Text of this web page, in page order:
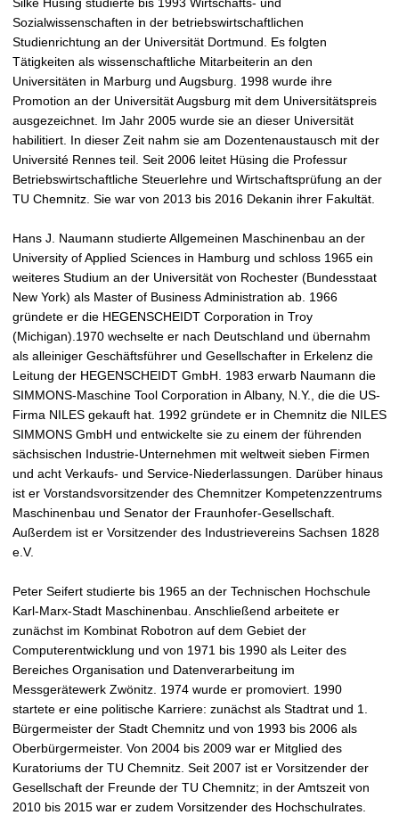
Silke Hüsing studierte bis 1993 Wirtschafts- und
Sozialwissenschaften in der betriebswirtschaftlichen
Studienrichtung an der Universität Dortmund. Es folgten
Tätigkeiten als wissenschaftliche Mitarbeiterin an den
Universitäten in Marburg und Augsburg. 1998 wurde ihre
Promotion an der Universität Augsburg mit dem Universitätspreis
ausgezeichnet. Im Jahr 2005 wurde sie an dieser Universität
habilitiert. In dieser Zeit nahm sie am Dozentenaustausch mit der
Université Rennes teil. Seit 2006 leitet Hüsing die Professur
Betriebswirtschaftliche Steuerlehre und Wirtschaftsprüfung an der
TU Chemnitz. Sie war von 2013 bis 2016 Dekanin ihrer Fakultät.
Hans J. Naumann studierte Allgemeinen Maschinenbau an der
University of Applied Sciences in Hamburg und schloss 1965 ein
weiteres Studium an der Universität von Rochester (Bundesstaat
New York) als Master of Business Administration ab. 1966
gründete er die HEGENSCHEIDT Corporation in Troy
(Michigan).1970 wechselte er nach Deutschland und übernahm
als alleiniger Geschäftsführer und Gesellschafter in Erkelenz die
Leitung der HEGENSCHEIDT GmbH. 1983 erwarb Naumann die
SIMMONS-Maschine Tool Corporation in Albany, N.Y., die die US-
Firma NILES gekauft hat. 1992 gründete er in Chemnitz die NILES
SIMMONS GmbH und entwickelte sie zu einem der führenden
sächsischen Industrie-Unternehmen mit weltweit sieben Firmen
und acht Verkaufs- und Service-Niederlassungen. Darüber hinaus
ist er Vorstandsvorsitzender des Chemnitzer Kompetenzzentrums
Maschinenbau und Senator der Fraunhofer-Gesellschaft.
Außerdem ist er Vorsitzender des Industrievereins Sachsen 1828
e.V.
Peter Seifert studierte bis 1965 an der Technischen Hochschule
Karl-Marx-Stadt Maschinenbau. Anschließend arbeitete er
zunächst im Kombinat Robotron auf dem Gebiet der
Computerentwicklung und von 1971 bis 1990 als Leiter des
Bereiches Organisation und Datenverarbeitung im
Messgerätewerk Zwönitz. 1974 wurde er promoviert. 1990
startete er eine politische Karriere: zunächst als Stadtrat und 1.
Bürgermeister der Stadt Chemnitz und von 1993 bis 2006 als
Oberbürgermeister. Von 2004 bis 2009 war er Mitglied des
Kuratoriums der TU Chemnitz. Seit 2007 ist er Vorsitzender der
Gesellschaft der Freunde der TU Chemnitz; in der Amtszeit von
2010 bis 2015 war er zudem Vorsitzender des Hochschulrates.